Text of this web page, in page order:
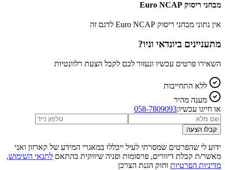
מבחני ריסוק Euro NCAP
אין נתוני מבחני ריסוק Euro NCAP לדגם זה
מתעניינים ביונדאי וניו?
השאירו פרטים עכשיו ונעזור לכם לקבל הצעת רלוונטיות
ללא התחייבות
מענה מהיר
או חייגו עכשיו:058-7809093
קבלו הצעה
ידוע לי שהפרטים שמסרתי לעיל ייכללו במאגרי המידע של קארזון ואני
מאשר/ת קבלת דיוורים, פרסומות ופניה שיווקית בהתאם לתנאי השימוש,
מדיניות הפרטיות וחוק הגנת הצרכן